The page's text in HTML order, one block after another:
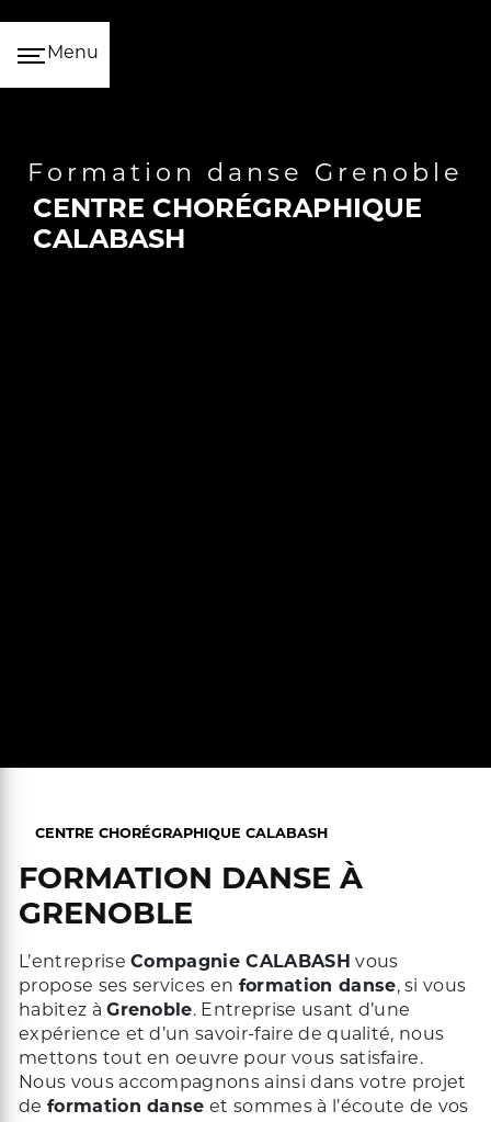
Menu
formation danse Grenoble
CENTRE CHORÉGRAPHIQUE
CALABASH
CENTRE CHORÉGRAPHIQUE CALABASH
FORMATION DANSE À
GRENOBLE
L’entrepriseCompagnie CALABASH vous
propose ses services en formation danse, si vous
habitez àGrenoble. Entreprise usant d’une
expérience et d’un savoir-faire de qualité, nous
mettons tout en oeuvre pour vous satisfaire.
Nous vous accompagnons ainsi dans votre projet
de formation danse et sommes à l’écoute de vos